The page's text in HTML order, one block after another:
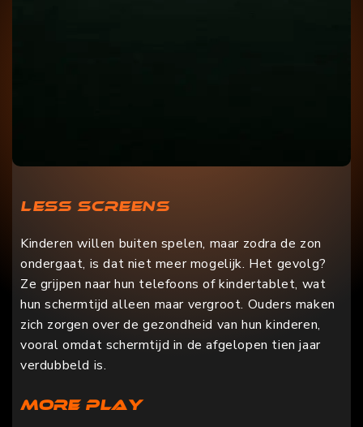
Less screens
Kinderen willen buiten spelen, maar zodra de zon
ondergaat, is dat niet meer mogelijk. Het gevolg?
Ze grijpen naar hun telefoons of kindertablet, wat
hun schermtijd alleen maar vergroot. Ouders maken
zich zorgen over de gezondheid van hun kinderen,
vooral omdat schermtijd in de afgelopen tien jaar
verdubbeld is.
More Play